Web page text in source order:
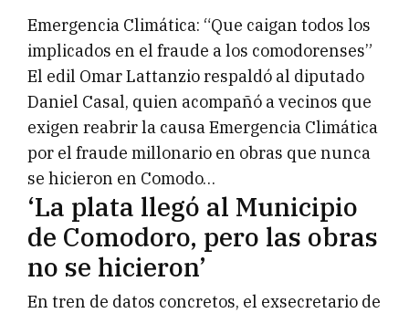
Emergencia Climática: “Que caigan todos los
implicados en el fraude a los comodorenses”
El edil Omar Lattanzio respaldó al diputado
Daniel Casal, quien acompañó a vecinos que
exigen reabrir la causa Emergencia Climática
por el fraude millonario en obras que nunca
se hicieron en Comodo…
‘La plata llegó al Municipio
de Comodoro, pero las obras
no se hicieron’
En tren de datos concretos, el exsecretario de